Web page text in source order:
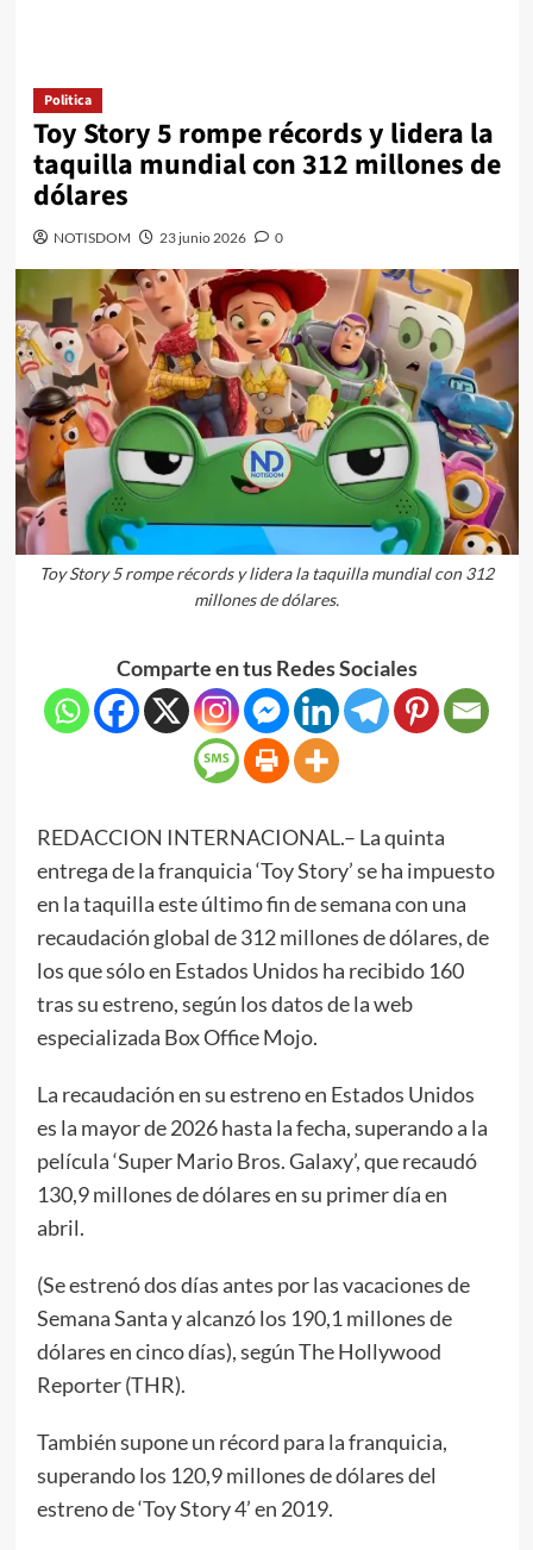
Politica
Toy Story 5 rompe récords y lidera la
taquilla mundial con 312 millones de
dólares
NOTISDOM 23 junio 2026 0
Toy Story 5 rompe récords y lidera la taquilla mundial con 312
millones de dólares.
Comparte en tus Redes Sociales
REDACCION INTERNACIONAL.– La quinta
entrega de la franquicia ‘Toy Story’ se ha impuesto
en la taquilla este último fin de semana con una
recaudación global de 312 millones de dólares, de
los que sólo en Estados Unidos ha recibido 160
tras su estreno, según los datos de la web
especializada Box Office Mojo.
La recaudación en su estreno en Estados Unidos
es la mayor de 2026 hasta la fecha, superando a la
película ‘Super Mario Bros. Galaxy’, que recaudó
130,9 millones de dólares en su primer día en
abril.
(Se estrenó dos días antes por las vacaciones de
Semana Santa y alcanzó los 190,1 millones de
dólares en cinco días), según The Hollywood
Reporter (THR).
También supone un récord para la franquicia,
superando los 120,9 millones de dólares del
estreno de ‘Toy Story 4’ en 2019.